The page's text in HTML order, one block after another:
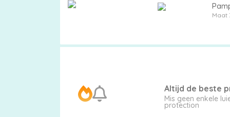
Maat
Altijd de beste
Mis geen enkele
protection